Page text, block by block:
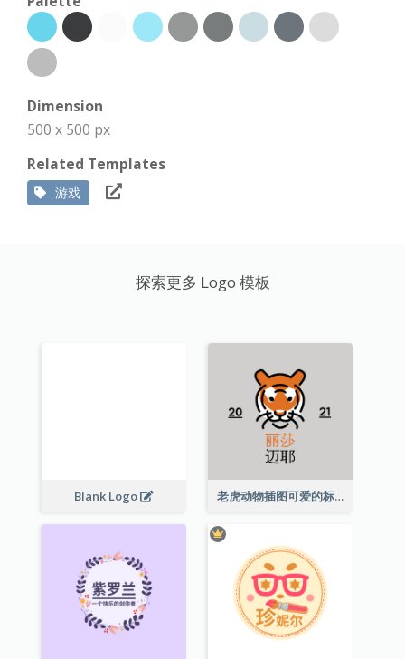
Dimension
500 x 500 px
Related Templates
游戏
探索更多 Logo 模板
Blank Logo 老虎动物插图可爱的标志